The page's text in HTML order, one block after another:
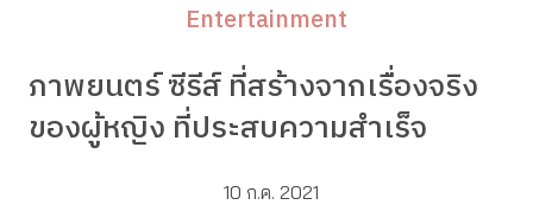
Entertainment
ภาพยนตร์ ซีรีส์ ที่สร้างจากเรื่องจริง
ของผู้หญิง ที่ประสบความสำเร็จ
10 ก.ค. 2021